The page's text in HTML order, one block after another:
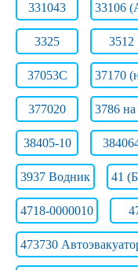
331043 33106
3325 3512
37053С 37170
377020 3786
38405-10
3937 Водник 41
4718-0000010
473730